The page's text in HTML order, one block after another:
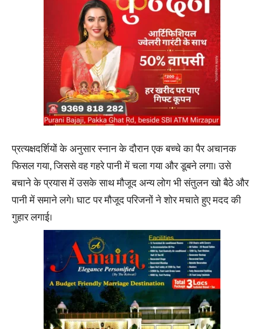
प्रत्यक्षदर्शियों के अनुसार स्नान के दौरान एक बच्चे का पैर अचानक
फिसल गया, जिससे वह गहरे पानी में चला गया और डूबने लगा। उसे
बचाने के प्रयास में उसके साथ मौजूद अन्य लोग भी संतुलन खो बैठे और
पानी में समाने लगे। घाट पर मौजूद परिजनों ने शोर मचाते हुए मदद की
गुहार लगाई।